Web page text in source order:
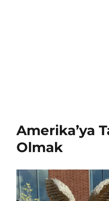
Amerika’ya
Olmak